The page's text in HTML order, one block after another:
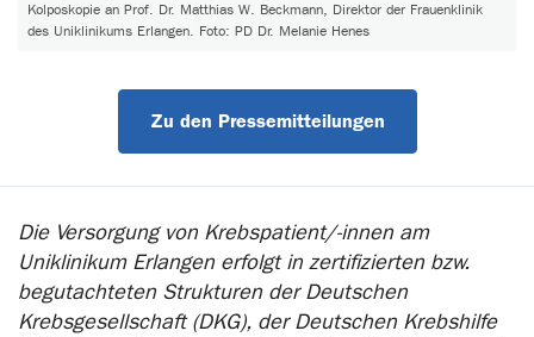
Kolposkopie an Prof. Dr. Matthias W. Beckmann, Direktor der Frauenklinik
des Uniklinikums Erlangen. Foto: PD Dr. Melanie Henes
Zu den Pressemitteilungen
Die Versorgung von Krebspatient/-innen am
Uniklinikum Erlangen erfolgt in zertifizierten bzw.
begutachteten Strukturen der Deutschen
Krebsgesellschaft (DKG), der Deutschen Krebshilfe